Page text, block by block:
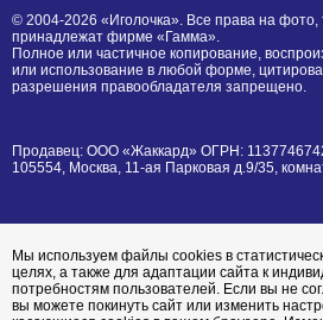
© 2004-2026 «Иголочка». Все права на фото,
принадлежат фирме «Гамма».
Полное или частичное копирование,
или использование в любой форме,
разрешения правообладателя запрещено.
Продавец: ООО «Жаккард» ОГРН:
105554, Москва, 11-ая Парковая д.9/35,
Мы используем файлы cookies в
целях, а также для адаптации сайта к
потребностям пользователей. Если вы не
вы можете покинуть сайт или изменить